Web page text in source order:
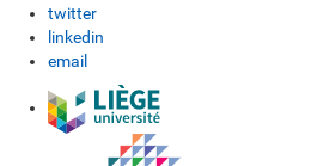
twitter
linkedin
email